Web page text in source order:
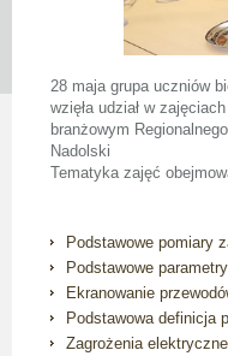
28 maja grupa uczniów
wzięła udział w
branżowym
Nadolski
Tematyka zajęć
Podstawowe pomiary
Podstawowe
Ekranowanie
Podstawowa definicja
Zagrożenia